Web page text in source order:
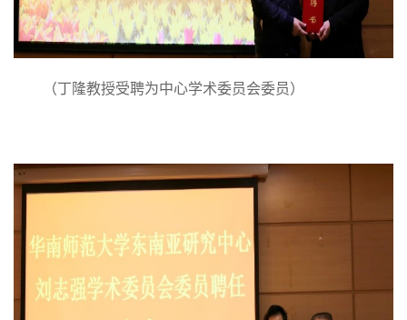
（丁隆教授受聘为中心学术委员会委员）